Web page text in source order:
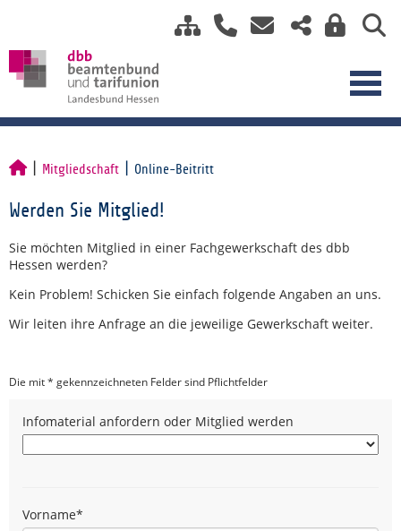
Mitgliedschaft Online-Beitritt
Werden Sie Mitglied!
Sie möchten Mitglied in einer Fachgewerkschaft des dbb
Hessen werden?
Kein Problem! Schicken Sie einfach folgende Angaben an uns.
Wir leiten ihre Anfrage an die jeweilige Gewerkschaft weiter.
Die mit * gekennzeichneten Felder sind Pflichtfelder
Infomaterial anfordern oder Mitglied werden
Vorname*